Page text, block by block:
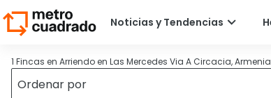
1 Fincas en Arriendo en Las Mercedes Via A Circacia, Armenia